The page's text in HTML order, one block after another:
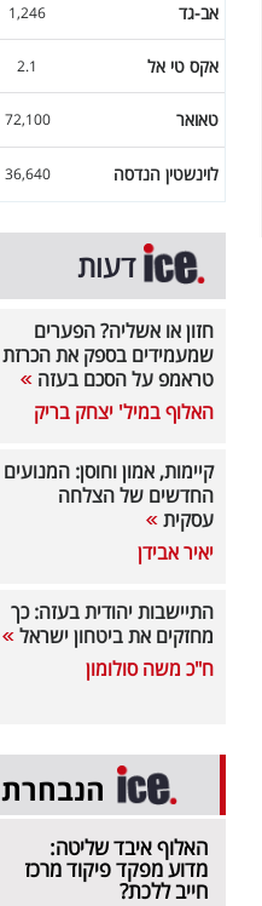
אב-גד 1,246
אקס טי אל 2.1
טאואר 72,100
לוינשטין הנדסה 36,640
דעות
חזון או אשליה? הפערים
שמעמידים בספק את הכרזת
טראמפ על הסכם בעזה
האלוף במיל' יצחק בריק
קיימות, אמון וחוסן: המנועים
החדשים של הצלחה
עסקית
יאיר אבידן
התיישבות יהודית בעזה: כך
מחזקים את ביטחון ישראל
ח"כ משה סולומון
הנבחרת
האלוף איבד שליטה:
מדוע מפקד פיקוד מרכז
חייב ללכת?